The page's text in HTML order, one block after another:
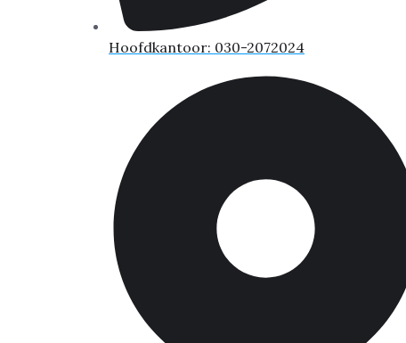
Hoofdkantoor: 030-2072024